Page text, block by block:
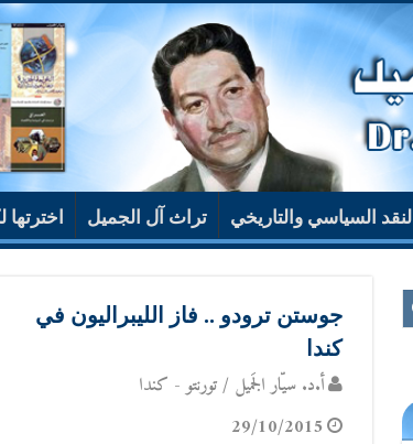
النقد السياسي والتاريخي تراث آل الجميل اخترتها
جوستن ترودو .. فاز الليبراليون في
كندا
أ.د. سيّار الجَميل / تورنتو - كندا
29/10/2015